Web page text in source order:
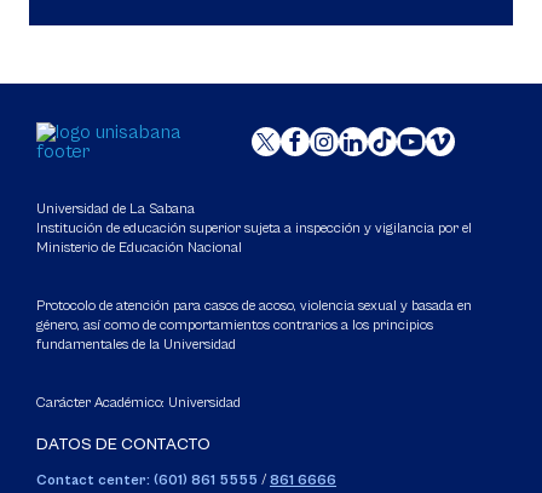
Universidad de La Sabana
Institución de educación superior sujeta a inspección y vigilancia por el
Ministerio de Educación Nacional
Protocolo de atención para casos de acoso, violencia sexual y basada en
género, así como de comportamientos contrarios a los principios
fundamentales de la Universidad
Carácter Académico: Universidad
DATOS DE CONTACTO
Contact center: (601) 861 5555 / 861 6666